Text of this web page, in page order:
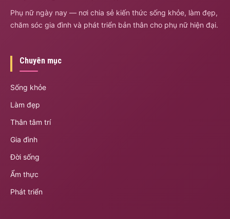
Phụ nữ ngày nay — nơi chia sẻ kiến thức sống khỏe, làm đẹp,
chăm sóc gia đình và phát triển bản thân cho phụ nữ hiện đại.
Chuyên mục
Sống khỏe
Làm đẹp
Thân tâm trí
Gia đình
Đời sống
Ẩm thực
Phát triển